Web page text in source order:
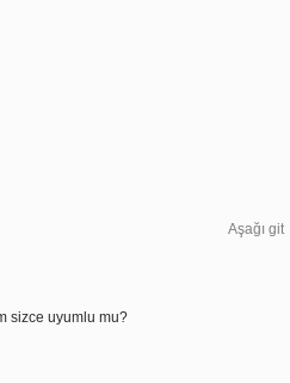
Aşağı git
sizce uyumlu mu?